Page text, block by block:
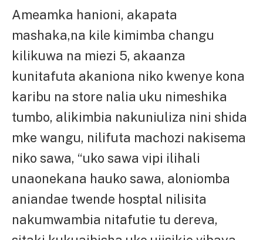
Ameamka hanioni, akapata
mashaka,na kile kimimba changu
kilikuwa na miezi 5, akaanza
kunitafuta akaniona niko kwenye kona
karibu na store nalia uku nimeshika
tumbo, alikimbia nakuniuliza nini shida
mke wangu, nilifuta machozi nakisema
niko sawa, “uko sawa vipi ilihali
unaonekana hauko sawa, aloniomba
aniandae twende hosptal nilisita
nakumwambia nitafutie tu dereva,